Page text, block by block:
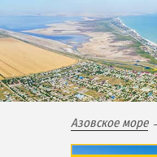
Проезд в
БАЗЫ
Федотова
Коса
Центр
Азовское море